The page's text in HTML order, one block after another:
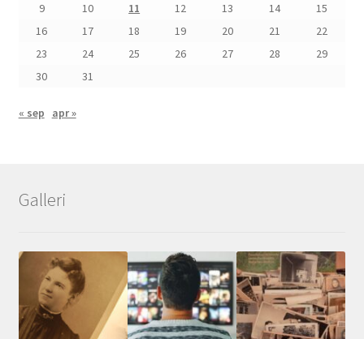
9
10 11 12 13 14
15
16
17 18 19 20 21
22
23
24 25 26 27 28
29
30
31
« sep apr »
Galleri